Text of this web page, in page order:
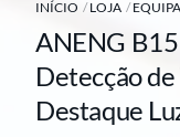
INÍCIO LOJA
ANENG
Detecção de
Destaque